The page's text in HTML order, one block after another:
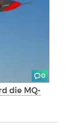
0
die MQ-